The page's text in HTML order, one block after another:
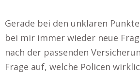
Gerade bei den unklaren
bei mir immer wieder neue
nach der passenden
Frage auf, welche Policen